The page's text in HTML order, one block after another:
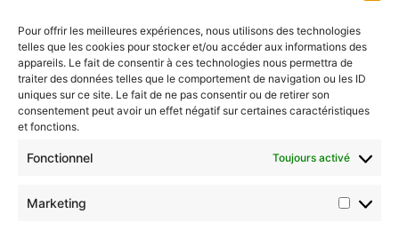
Pour offrir les meilleures expériences, nous utilisons des technologies
telles que les cookies pour stocker et/ou accéder aux informations des
appareils. Le fait de consentir à ces technologies nous permettra de
traiter des données telles que le comportement de navigation ou les ID
uniques sur ce site. Le fait de ne pas consentir ou de retirer son
consentement peut avoir un effet négatif sur certaines caractéristiques
et fonctions.
Fonctionnel Toujours activé
Marketing